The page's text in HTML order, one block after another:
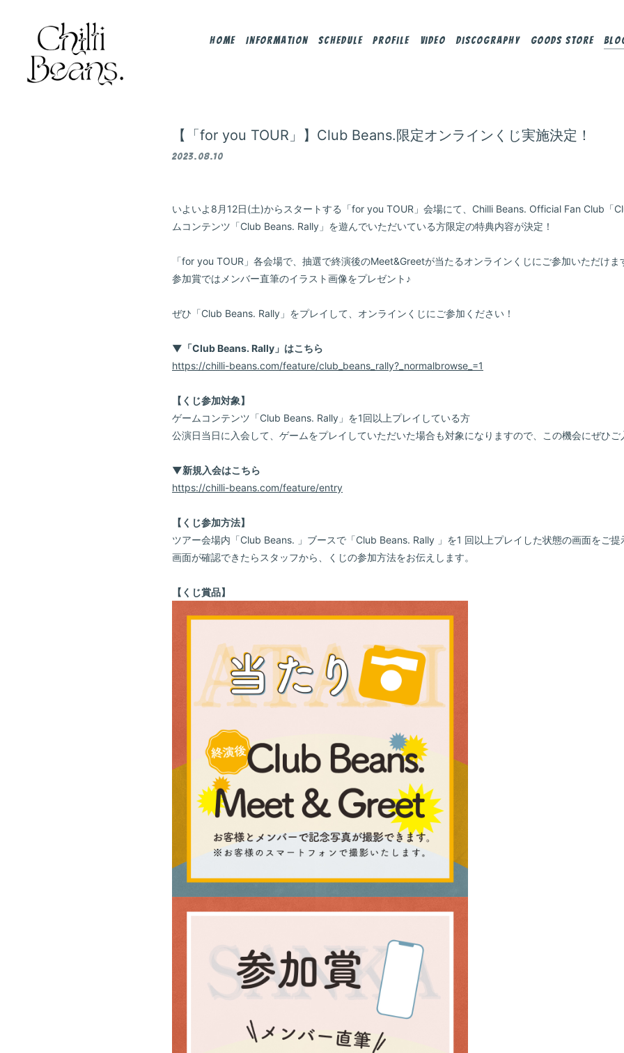
Home Information Schedule Profile Video Discography Goods Store
【「for you TOUR」】Club Beans.限定オンラインくじ実施決定！
2023.08.10
いよいよ8月12日(土)からスタートする「for you TOUR」会場にて、Chilli Beans. Official Fan Club「
ムコンテンツ「Club Beans. Rally」を遊んでいただいている方限定の特典内容が決定！
「for you TOUR」各会場で、抽選で終演後のMeet&Greetが当たるオンラインくじにご参加いただけま
参加賞ではメンバー直筆のイラスト画像をプレゼント♪
ぜひ「Club Beans. Rally」をプレイして、オンラインくじにご参加ください！
▼「Club Beans. Rally」はこちら
https://chilli-beans.com/feature/club_beans_rally?_normalbrowse_=1
【くじ参加対象】
ゲームコンテンツ「Club Beans. Rally」を1回以上プレイしている方
公演日当日に入会して、ゲームをプレイしていただいた場合も対象になりますので、この機会にぜひご
▼新規入会はこちら
https://chilli-beans.com/feature/entry
【くじ参加方法】
ツアー会場内「Club Beans. 」ブースで「Club Beans. Rally 」を1 回以上プレイした状態の画面をご提
画面が確認できたらスタッフから、くじの参加方法をお伝えします。
【くじ賞品】